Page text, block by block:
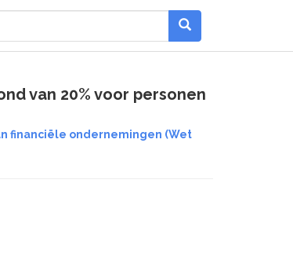
van 20% voor personen
financiële ondernemingen (Wet